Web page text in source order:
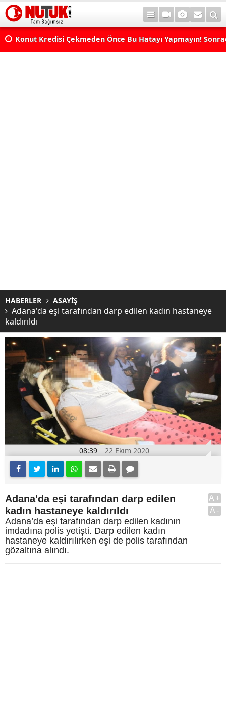
Konut Kredisi Çekmeden Önce Bu Hatayı Yapmayın!
HABERLER ASAYİŞ
Adana'da eşi tarafından darp edilen kadın hastaneye
kaldırıldı
08:39 22 Ekim 2020
Adana'da eşi tarafından darp edilen
kadın hastaneye kaldırıldı
Adana’da eşi tarafından darp edilen kadının
imdadına polis yetişti. Darp edilen kadın
hastaneye kaldırılırken eşi de polis tarafından
gözaltına alındı.
A+
A-